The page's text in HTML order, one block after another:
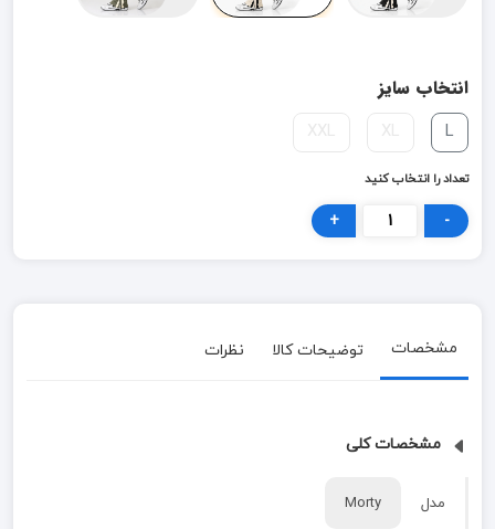
انتخاب سایز
L
تعداد را انتخاب کنید
-
+
مشخصات توضیحات کالا نظرات
مشخصات کلی
مدل Morty